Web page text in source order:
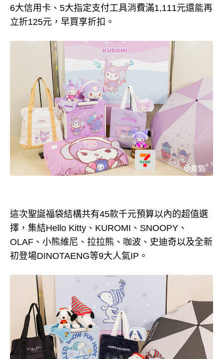
6大信用卡、5大指定支付工具消費滿1,111元還能再
立折125元，早買享折扣。
這次聖誕福袋結構共有45款千元預算以內的超值選
擇，集結Hello Kitty、KUROMI、SNOOPY、
OLAF、小熊維尼、拉拉熊、咖波、史迪奇以及全新
初登場DINOTAENG等9大人氣IP。